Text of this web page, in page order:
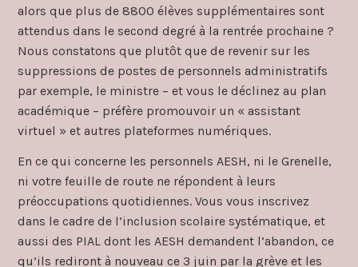
alors que plus de 8800 élèves supplémentaires sont
attendus dans le second degré à la rentrée prochaine ?
Nous constatons que plutôt que de revenir sur les
suppressions de postes de personnels administratifs
par exemple, le ministre – et vous le déclinez au plan
académique – préfère promouvoir un « assistant
virtuel » et autres plateformes numériques.
En ce qui concerne les personnels AESH, ni le Grenelle,
ni votre feuille de route ne répondent à leurs
préoccupations quotidiennes. Vous vous inscrivez
dans le cadre de l’inclusion scolaire systématique, et
aussi des PIAL dont les AESH demandent l’abandon, ce
qu’ils rediront à nouveau ce 3 juin par la grève et les